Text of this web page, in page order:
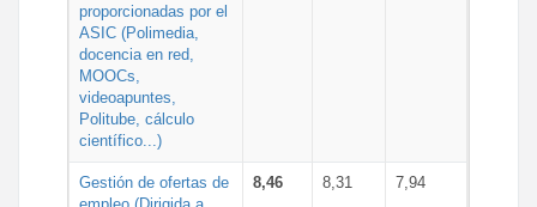
proporcionadas por el
ASIC (Polimedia,
docencia en red,
MOOCs,
videoapuntes,
Politube, cálculo
científico...)
Gestión de ofertas de
empleo (Dirigida a
8,46 8,31 7,94